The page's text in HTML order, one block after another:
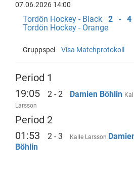
07.06.2026 14:00
Tordön Hockey - Black 2 - 4
Tordön Hockey - Orange
Gruppspel Visa Matchprotokoll
Period 1
19:05
2 - 2 Damien Böhlin
Larsson
Period 2
01:53
2 - 3 Kalle Larsson
Böhlin